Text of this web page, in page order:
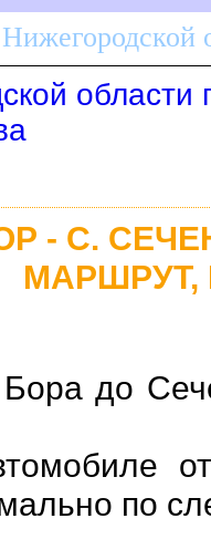
области
- С.
МАРШРУТ,
Бора до
по